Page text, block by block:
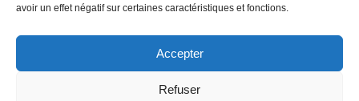
avoir un effet négatif sur certaines caractéristiques et fonctions.
Accepter
Refuser
Principale
Linkedin Instagram